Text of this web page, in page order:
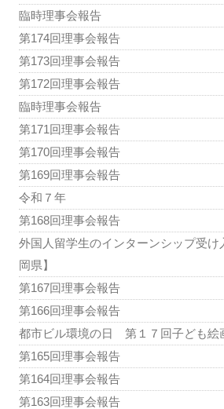
臨時理事会報告
第174回理事会報告
第173回理事会報告
第172回理事会報告
臨時理事会報告
第171回理事会報告
第170回理事会報告
第169回理事会報告
令和７年
第168回理事会報告
外国人留学生のインターンシップ受け
岡県】
第167回理事会報告
第166回理事会報告
都市ビル環境の日 第１７回子ども絵
第165回理事会報告
第164回理事会報告
第163回理事会報告